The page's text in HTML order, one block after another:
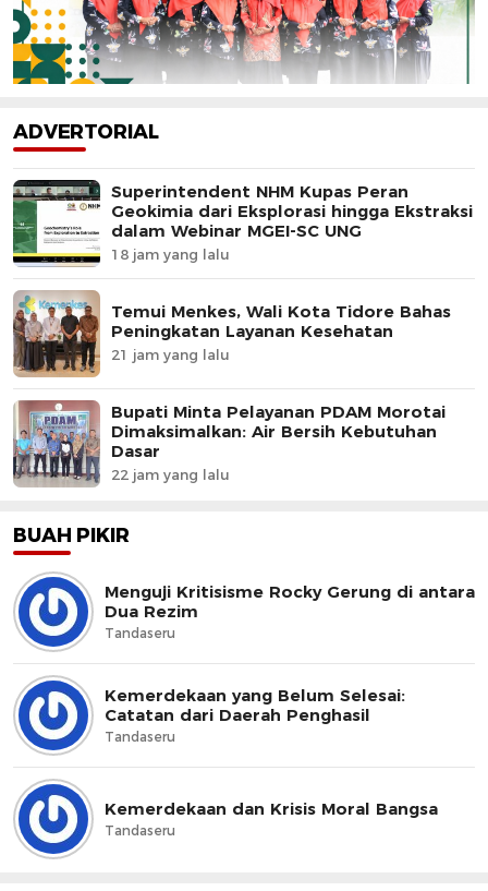
ADVERTORIAL
Superintendent NHM Kupas Peran
Geokimia dari Eksplorasi hingga Ekstraksi
dalam Webinar MGEI-SC UNG
18 jam yang lalu
Temui Menkes, Wali Kota Tidore Bahas
Peningkatan Layanan Kesehatan
21 jam yang lalu
Bupati Minta Pelayanan PDAM Morotai
Dimaksimalkan: Air Bersih Kebutuhan
Dasar
22 jam yang lalu
BUAH PIKIR
Menguji Kritisisme Rocky Gerung di antara
Dua Rezim
Tandaseru
Kemerdekaan yang Belum Selesai:
Catatan dari Daerah Penghasil
Tandaseru
Kemerdekaan dan Krisis Moral Bangsa
Tandaseru